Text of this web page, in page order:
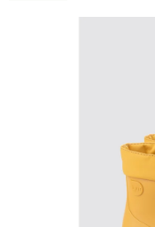
produktu